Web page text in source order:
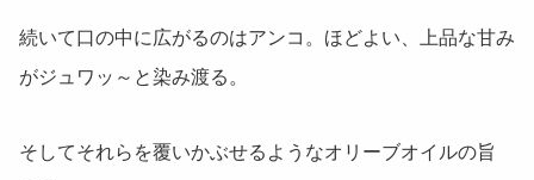
続いて口の中に広がるのはアンコ。ほどよい、上品な甘み
がジュワッ～と染み渡る。
そしてそれらを覆いかぶせるようなオリーブオイルの旨